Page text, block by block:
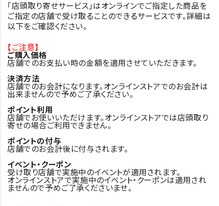
「店頭取り寄せサービス」はオンラインでご指定した商品を
ご指定の店舗で受け取ることのできるサービスです。詳細は
以下をご確認ください。
【ご注意】
ご購入価格
店舗でのお支払い時の金額を適用させていただきます。
決済方法
店舗でのお会計になります。オンラインストアでのお会計は
出来ませんので予めご了承ください。
ポイント利用
店舗でお使いいただけます。オンラインストアでは店頭取り
寄せの場合ご利用できません。
ポイントの付与
店舗でのお会計後に付与されます。
イベント・クーポン
受け取り店舗で実施中のイベントが適用されます。
オンラインストアで実施中のイベント・クーポンは適用され
ませんので予めご了承くださいませ。